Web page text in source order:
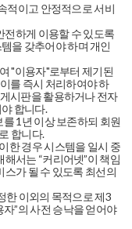
적이고 안정적으로 서비
전하게 이용할 수 있도록
을 갖추어야 하며 개인
"이용자"로부터 제기된
를 즉시 처리하여야 하
시판을 활용하거나 전자
합니다.
1년 이상 보존하되 회원
합니다.
한 경우 시스템을 일시 중
서는 “커리어넷”이 책임
스가 될 수 있도록 최선의
한 이외의 목적으로 제3
”의 사전 승낙을 얻어야